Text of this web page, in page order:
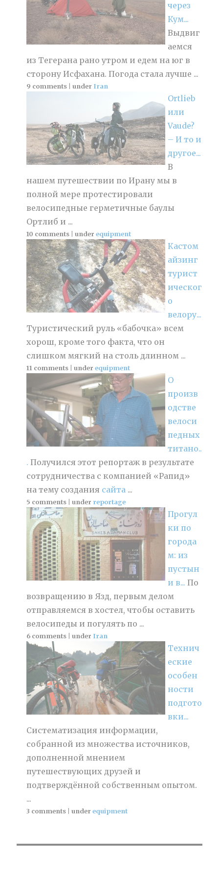
через
Кум...
Выдвиг
аемся
из Тегерана рано утром и едем на юг в
сторону Исфахана. Погода стала лучше ...
9 comments |under Iran
Ortlieb
или
Vaude?
– И то и
другое...
В
нашем путешествии по Ирану мы в
полной мере протестировали
велосипедные герметичные баулы
Ортлиб и ...
10 comments |underequipment
Кастом
айзинг
турист
ическог
о
велору...
Туристический руль «бабочка» всем
хорош, кроме того факта, что он
слишком мягкий на столь длинном ...
11 comments |underequipment
О
произв
одстве
велоси
педных
титано..
. Получился этот репортаж в результате
сотрудничества с компанией «Рапид»
на тему создания сайта ...
5 comments |under reportage
Прогул
ки по
города
м: из
пустын
и в... По
возвращению в Язд, первым делом
отправляемся в хостел, чтобы оставить
велосипеды и погулять по ...
6 comments |under Iran
Технич
еские
особен
ности
подгото
вки...
Систематизация информации,
собранной из множества источников,
дополненной мнением
путешествующих друзей и
подтверждённой собственным опытом.
...
3 comments |underequipment